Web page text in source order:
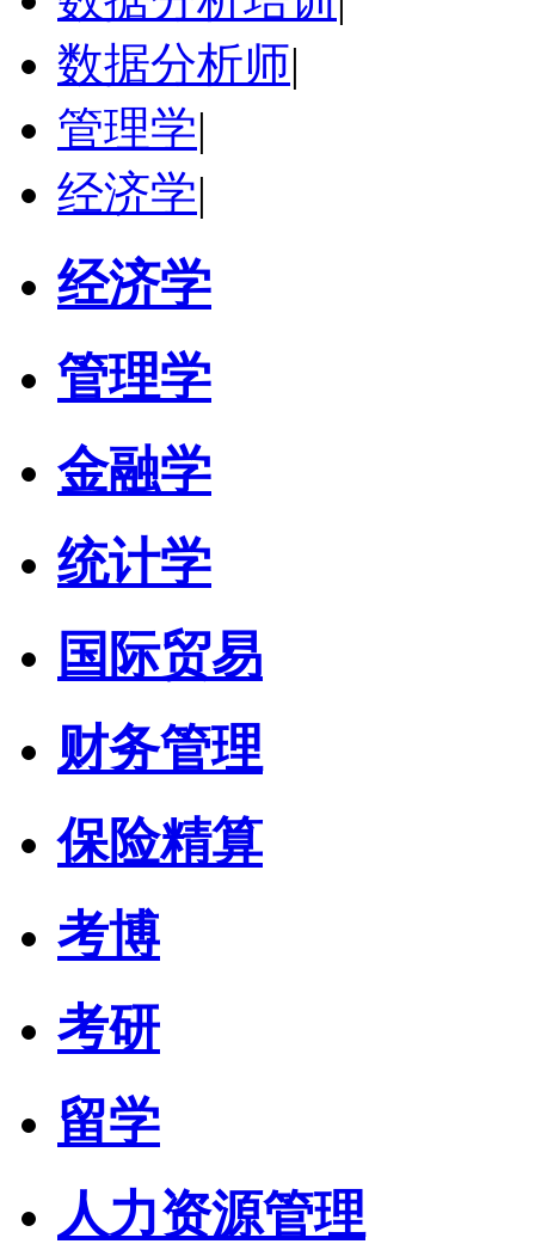
数据分析师|
管理学|
经济学|
经济学
管理学
金融学
统计学
国际贸易
财务管理
保险精算
考博
考研
留学
人力资源管理